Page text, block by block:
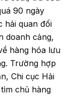
90 ngày
hải quan đối
doanh cảng,
hàng hóa lưu
Trường hợp
Chi cục Hải
chủ hàng